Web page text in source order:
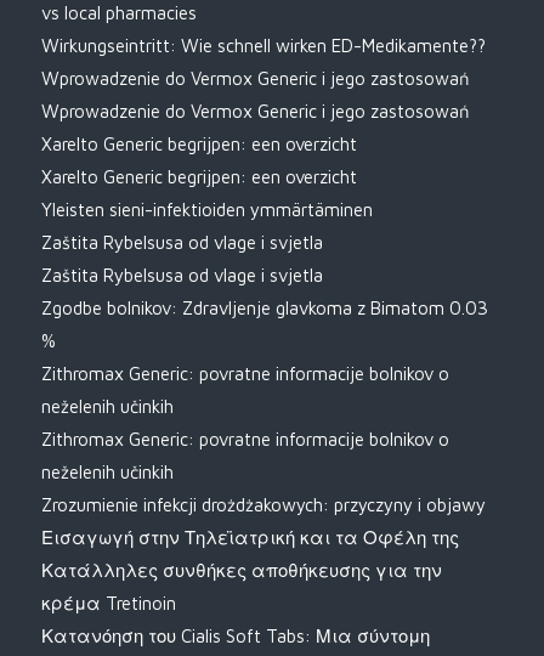
vs local pharmacies
Wirkungseintritt: Wie schnell wirken ED-Medikamente??
Wprowadzenie do Vermox Generic i jego zastosowań
Wprowadzenie do Vermox Generic i jego zastosowań
Xarelto Generic begrijpen: een overzicht
Xarelto Generic begrijpen: een overzicht
Yleisten sieni-infektioiden ymmärtäminen
Zaštita Rybelsusa od vlage i svjetla
Zaštita Rybelsusa od vlage i svjetla
Zgodbe bolnikov: Zdravljenje glavkoma z Bimatom 0.03
%
Zithromax Generic: povratne informacije bolnikov o
neželenih učinkih
Zithromax Generic: povratne informacije bolnikov o
neželenih učinkih
Zrozumienie infekcji drożdżakowych: przyczyny i objawy
Εισαγωγή στην Τηλεϊατρική και τα Οφέλη της
Κατάλληλες συνθήκες αποθήκευσης για την
κρέμα Tretinoin
Κατανόηση του Cialis Soft Tabs: Μια σύντομη